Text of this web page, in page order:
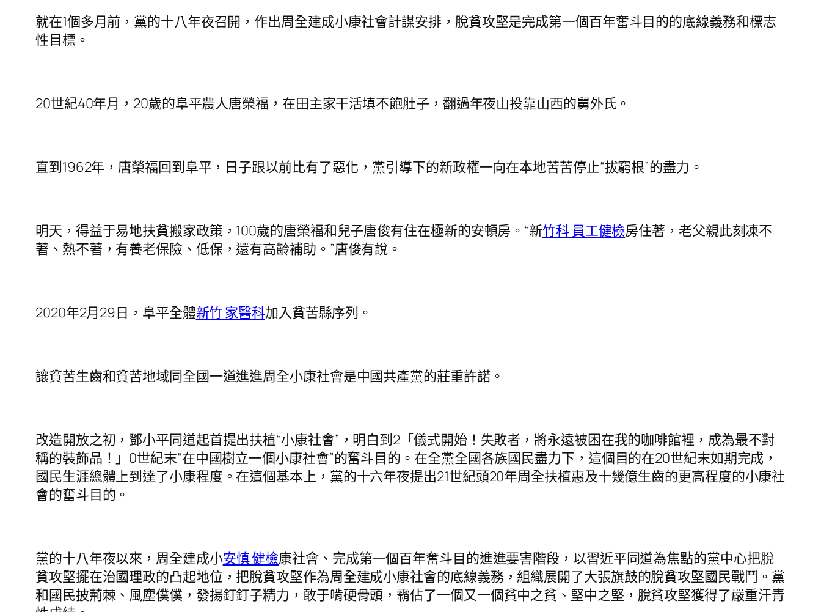
就在1個多月前，黨的十八年夜召開，作出周全建成小康社會計謀安排，脫貧攻堅是完成第一個百年奮斗目的的底線義務和標志
性目標。
20世紀40年月，20歲的阜平農人唐榮福，在田主家干活填不飽肚子，翻過年夜山投靠山西的舅外氏。
直到1962年，唐榮福回到阜平，日子跟以前比有了惡化，黨引導下的新政權一向在本地苦苦停止“拔窮根”的盡力。
明天，得益于易地扶貧搬家政策，100歲的唐榮福和兒子唐俊有住在極新的安頓房。“新竹科 員工健檢房住著，老父親此刻凍不
著、熱不著，有養老保險、低保，還有高齡補助。”唐俊有說。
2020年2月29日，阜平全體新竹 家醫科加入貧苦縣序列。
讓貧苦生齒和貧苦地域同全國一道進進周全小康社會是中國共產黨的莊重許諾。
改造開放之初，鄧小平同道起首提出扶植“小康社會”，明白到2「儀式開始！失敗者，將永遠被困在我的咖啡館裡，成為最不對
稱的裝飾品！」0世紀末“在中國樹立一個小康社會”的奮斗目的。在全黨全國各族國民盡力下，這個目的在20世紀末如期完成，
國民生涯總體上到達了小康程度。在這個基本上，黨的十六年夜提出21世紀頭20年周全扶植惠及十幾億生齒的更高程度的小康社
會的奮斗目的。
黨的十八年夜以來，周全建成小安慎 健檢康社會、完成第一個百年奮斗目的進進要害階段，以習近平同道為焦點的黨中心把脫
貧攻堅擺在治國理政的凸起地位，把脫貧攻堅作為周全建成小康社會的底線義務，組織展開了大張旗鼓的脫貧攻堅國民戰鬥。黨
和國民披荊棘、風塵僕僕，發揚釘釘子精力，敢于啃硬骨頭，霸佔了一個又一個貧中之貧、堅中之堅，脫貧攻堅獲得了嚴重汗青